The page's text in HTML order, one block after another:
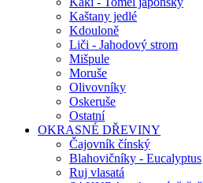
Kaštany jedlé
Kdouloně
Liči - Jahodový strom
Mišpule
Moruše
Olivovníky
Oskeruše
Ostatní
OKRASNÉ DŘEVINY
Čajovník čínský
Blahovičníky - Eucalyptus
Ruj vlasatá